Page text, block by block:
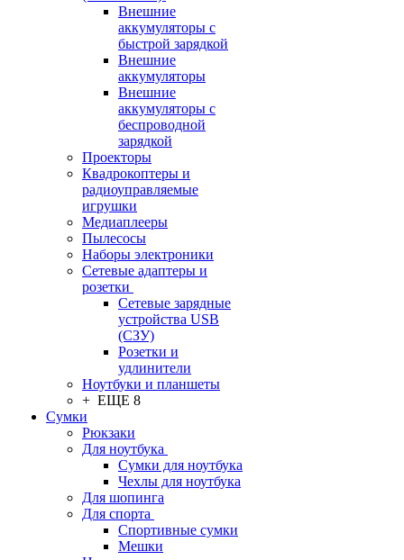
Внешние
аккумуляторы с
быстрой зарядкой
Внешние
аккумуляторы
Внешние
аккумуляторы с
беспроводной
зарядкой
Проекторы
Квадрокоптеры и
радиоуправляемые
игрушки
Медиаплееры
Пылесосы
Наборы электроники
Сетевые адаптеры и
розетки
Сетевые зарядные
устройства USB
(СЗУ)
Розетки и
удлинители
Ноутбуки и планшеты
+ ЕЩЕ 8
Сумки
Рюкзаки
Для ноутбука
Сумки для ноутбука
Чехлы для ноутбука
Для шопинга
Для спорта
Спортивные сумки
Мешки